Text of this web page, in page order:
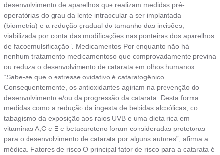
desenvolvimento de aparelhos que realizam medidas pré-
operatórias do grau da lente intraocular a ser implantada
(biometria) e a redução gradual do tamanho das incisões,
viabilizada por conta das modificações nas ponteiras dos aparelhos
de facoemulsificação”. Medicamentos Por enquanto não há
nenhum tratamento medicamentoso que comprovadamente previna
ou reduza o desenvolvimento de catarata em olhos humanos.
“Sabe-se que o estresse oxidativo é cataratogênico.
Consequentemente, os antioxidantes agiriam na prevenção do
desenvolvimento e/ou da progressão da catarata. Desta forma
medidas como a redução da ingesta de bebidas alcoólicas, do
tabagismo da exposição aos raios UVB e uma dieta rica em
vitaminas A,C e E e betacaroteno foram consideradas protetoras
para o desenvolvimento de catarata por alguns autores”, afirma a
médica. Fatores de risco O principal fator de risco para a catarata é